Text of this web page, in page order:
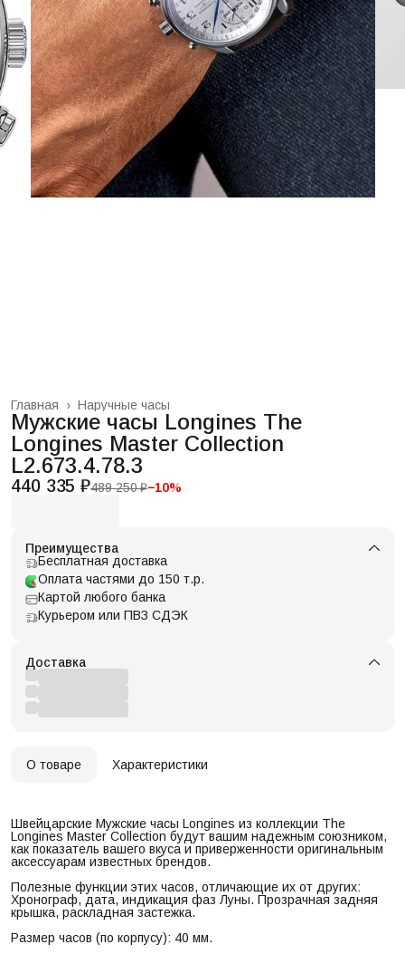
Наручные часы
Главная ›
Мужские часы Longines The
Longines Master Collection
L2.673.4.78.3
440 335 ₽489 250 ₽−10%
Преимущества
Бесплатная доставка
Оплата частями до 150 т.р.
Картой любого банка
Курьером или ПВЗ СДЭК
Доставка
О товаре Характеристики
Швейцарские Мужские часы Longines из коллекции The
Longines Master Collection будут вашим надежным союзником,
как показатель вашего вкуса и приверженности оригинальным
аксессуарам известных брендов.
Полезные функции этих часов, отличающие их от других:
Хронограф, дата, индикация фаз Луны. Прозрачная задняя
крышка, раскладная застежка.
Размер часов (по корпусу): 40 мм.